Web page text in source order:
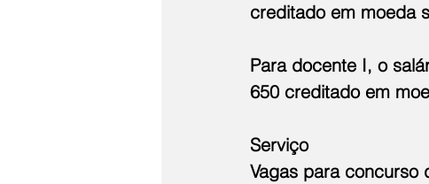
creditado em moeda
Para docente I, o
650 creditado em
Serviço
Vagas para concurso